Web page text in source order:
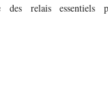
des relais essentiels